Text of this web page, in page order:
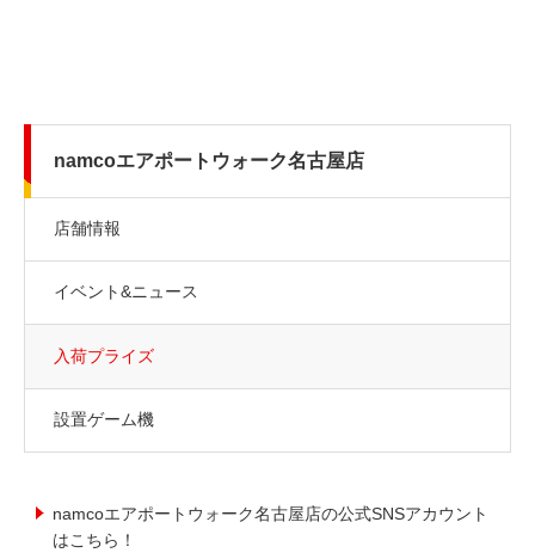
namcoエアポートウォーク名古屋店
店舗情報
イベント&ニュース
入荷プライズ
設置ゲーム機
namcoエアポートウォーク名古屋店の公式SNSアカウント
はこちら！